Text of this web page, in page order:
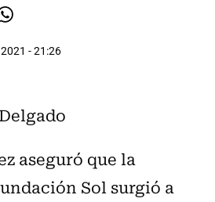
- 21:26
aseguró que la
Sol surgió a